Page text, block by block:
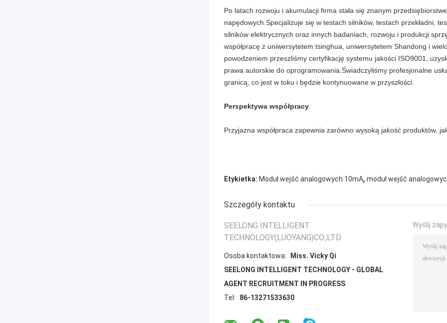
Po latach rozwoju i akumulacji firma stała się znanym
napędowych.Specjalizuje się w testach silników, testach przekładni,
silników elektrycznych oraz innych badaniach, rozwoju i produkcji
współpracę z uniwersytetem tsinghua, uniwersytetem Shandong i
powodzeniem przeszliśmy certyfikację systemu jakości ISO9001,
prawa autorskie do oprogramowania.Świadczyliśmy profesjonalne
granicą, co jest w toku i będzie kontynuowane w przyszłości.
Perspektywa współpracy
Przyjazna współpraca zapewnia zarówno wysoką jakość produktów,
Etykietka: Moduł wejść analogowych 10mA, moduł wejść
Szczegóły kontaktu
SEELONG INTELLIGENT
TECHNOLOGY(LUOYANG)CO.,LTD
Osoba kontaktowa:
Miss. Vicky Qi
SEELONG INTELLIGENT TECHNOLOGY - GLOBAL
AGENT RECRUITMENT IN PROGRESS
Tel:
86-13271533630
Wyślij